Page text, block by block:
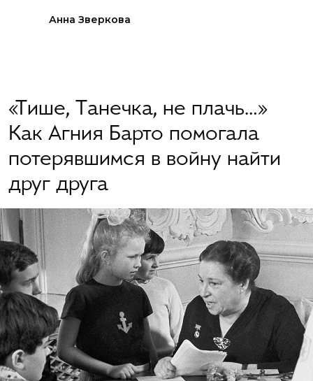
Анна Зверкова
«Тише, Танечка, не плачь…»
Как Агния Барто помогала
потерявшимся в войну найти
друг друга